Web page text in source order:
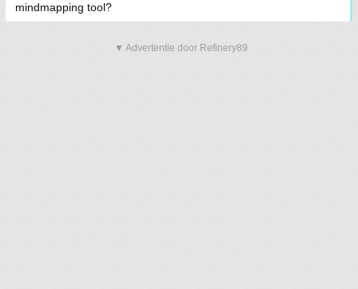
mindmapping tool?
▼ Advertentie door Refinery89